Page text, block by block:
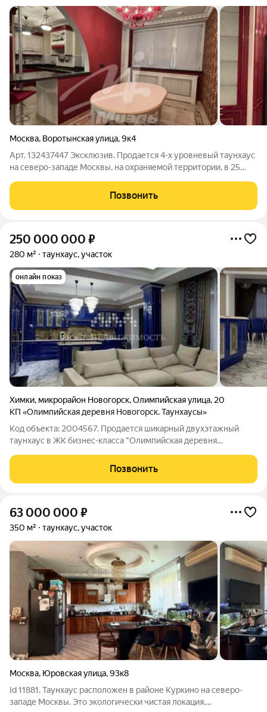
Москва, Воротынская улица,9к4
Арт. 132437447 Эксклюзив. Продается 4-х уровневый таунхаус
на северо-западе Москвы, на охраняемой территории, в 25
спокойной атмосфере расположился элитный район Куркино,
в котором удалось
Позвонить
250 000 000 ₽
280 м² таунхаус, участок
онлайн показ
Химки, микрорайон Новогорск,Олимпийская улица, 20
КП «Олимпийская деревня Новогорск. Таунхаусы»
Код объекта: 2004567. Продается шикарный двухэтажный
таунхаус в ЖК бизнес-класса "Олимпийская деревня
Москвы по Новокуркинскому или Ленинградскому шоссе. В
таунхаусе выполнен качественный
Позвонить
63 000 000 ₽
350 м² таунхаус, участок
Москва, Юровская улица,93к8
Id 11881. Таунхаус расположен в районе Куркино на северо-
западе Москвы. Это экологически чистая локация,